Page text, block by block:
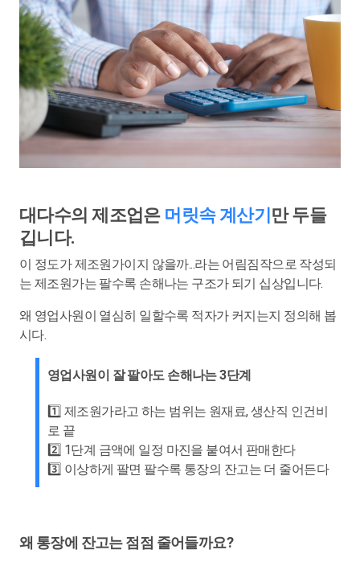
대다수의 제조업은 머릿속 계산기 만 두들
깁니다.
이 정도가 제조원가이지 않을까...라는 어림짐작으로 작성되
는 제조원가는 팔수록 손해나는 구조가 되기 십상입니다.
왜 영업사원이 열심히 일할수록 적자가 커지는지 정의해 봅
시다.
영업사원이 잘 팔아도 손해나는 3단계
1️⃣ 제조원가라고 하는 범위는 원재료, 생산직 인건비
로 끝
2️⃣ 1단계 금액에 일정 마진을 붙여서 판매한다
3️⃣ 이상하게 팔면 팔수록 통장의 잔고는 더 줄어든다
왜 통장에 잔고는 점점 줄어들까요?